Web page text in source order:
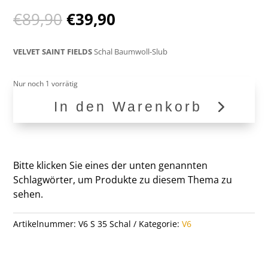
€89,90Ursprünglicher
Preis
war:
€89,90
€39,90
ist:
€39,90.
VELVET SAINT FIELDSSchal Baumwoll-Slub
Nur noch 1 vorrätig
In den Warenkorb
Bitte klicken Sie eines der unten genannten
Schlagwörter, um Produkte zu diesem Thema zu
sehen.
Artikelnummer: V6 S 35 Schal Kategorie: V6